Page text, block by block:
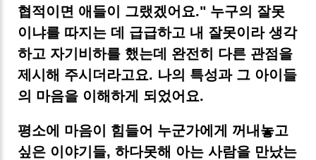
협적이면 애들이 그랬겠어요." 누구의 잘못
이냐를 따지는 데 급급하고 내 잘못이라 생각
하고 자기비하를 했는데 완전히 다른 관점을
제시해 주시더라고요. 나의 특성과 그 아이들
의 마음을 이해하게 되었어요.
평소에 마음이 힘들어 누군가에게 꺼내놓고
싶은 이야기들, 하다못해 아는 사람을 만났는